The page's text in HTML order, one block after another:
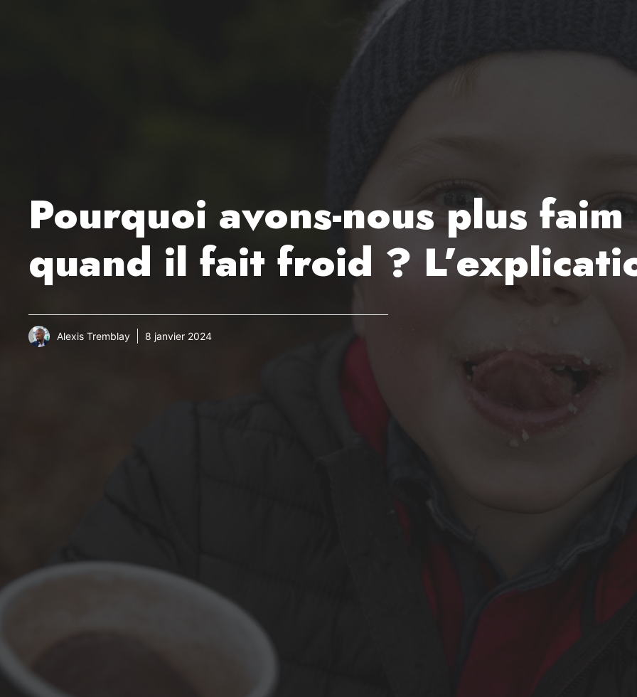
Pourquoi avons-nous plus
quand il fait froid ?
Alexis Tremblay 8 janvier 2024